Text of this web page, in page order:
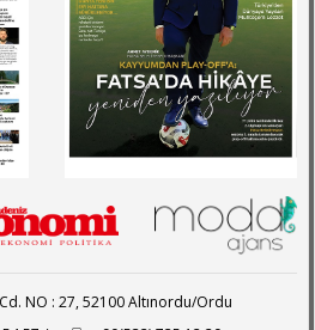
NO : 27, 52100 Altınordu/Ordu